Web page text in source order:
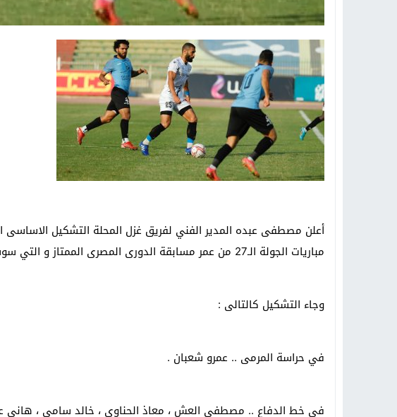
أعلن مصطفى عبده المدير الفني لفريق غزل المحلة التشكيل
مباريات الجولة الـ27 من عمر مسابقة الدورى المصرى الممتاز و التي سوف تقام على ستاد المحلة .
وجاء التشكيل كالتالى :
في حراسة المرمى .. عمرو شعبان .
في خط الدفاع .. مصطفى العش ، معاذ الحناوى ، خالد سامى ، هانى